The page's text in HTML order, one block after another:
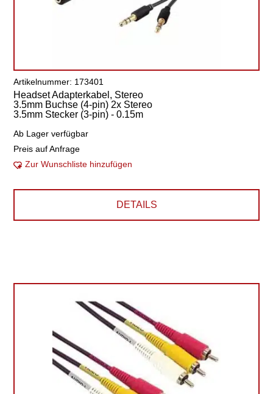
Artikelnummer: 173401
Headset Adapterkabel, Stereo
3.5mm Buchse (4-pin) 2x Stereo
3.5mm Stecker (3-pin) - 0.15m
Ab Lager verfügbar
Preis auf Anfrage
Zur Wunschliste hinzufügen
DETAILS